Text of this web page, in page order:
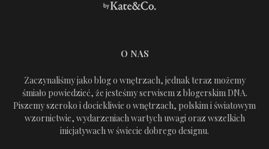
O NAS
Zaczynaliśmy jako blog o wnętrzach, jednak teraz możemy
śmiało powiedzieć, że jesteśmy serwisem z blogerskim DNA.
Piszemy szeroko i dociekliwie o wnętrzach, polskim i światowym
wzornictwie, wydarzeniach wartych uwagi oraz wszelkich
inicjatywach w świecie dobrego designu.